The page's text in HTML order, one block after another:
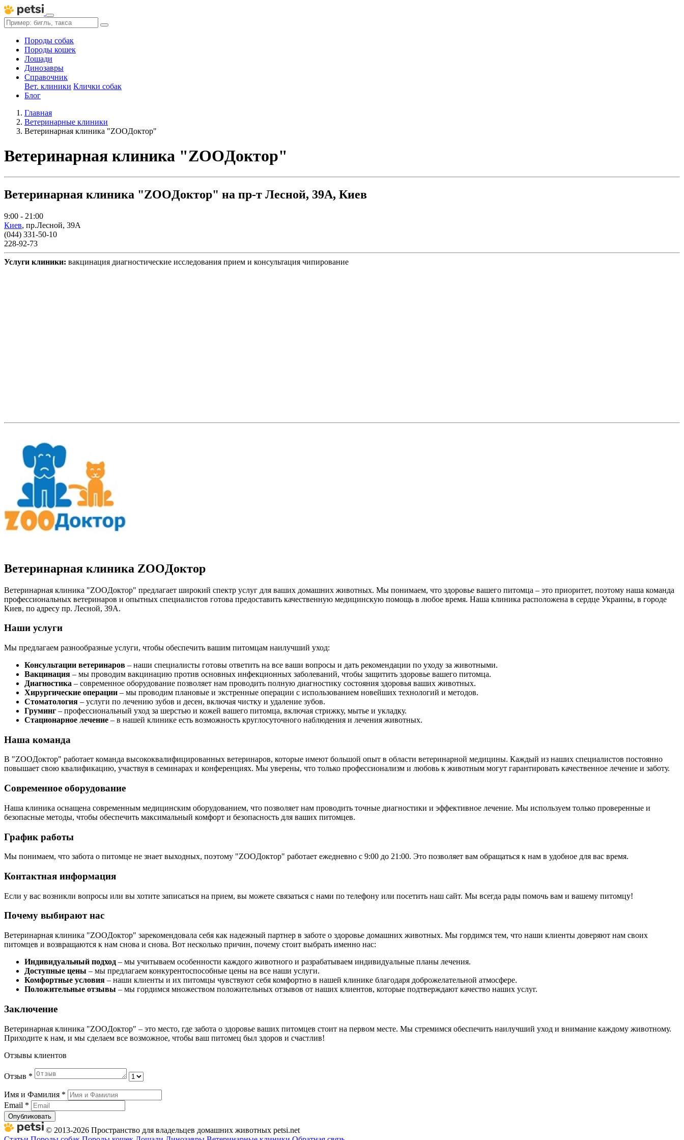
Породы собак
Породы кошек
Лошади
Динозавры
Справочник
Вет. клиники Клички собак
Блог
Главная
Ветеринарные клиники
Ветеринарная клиника "ZOOДоктор"
Ветеринарная клиника "ZOOДоктор"
Ветеринарная клиника "ZOOДоктор" на пр-т Лесной, 39А, Киев
9:00 - 21:00
Киев, пр.Лесной, 39А
(044) 331-50-10
228-92-73
Услуги клиники: вакцинация диагностические исследования прием и консультация чипирование
Ветеринарная клиника ZOOДоктор
Ветеринарная клиника "ZOOДоктор" предлагает широкий спектр услуг для ваших домашних животных. Мы понимаем, что здоровье вашего питомца – это приоритет, поэтому наша команда
профессиональных ветеринаров и опытных специалистов готова предоставить качественную медицинскую помощь в любое время. Наша клиника расположена в сердце Украины, в городе
Киев, по адресу пр. Лесной, 39А.
Наши услуги
Мы предлагаем разнообразные услуги, чтобы обеспечить вашим питомцам наилучший уход:
Консультации ветеринаров – наши специалисты готовы ответить на все ваши вопросы и дать рекомендации по уходу за животными.
Вакцинация – мы проводим вакцинацию против основных инфекционных заболеваний, чтобы защитить здоровье вашего питомца.
Диагностика – современное оборудование позволяет нам проводить полную диагностику состояния здоровья ваших животных.
Хирургические операции – мы проводим плановые и экстренные операции с использованием новейших технологий и методов.
Стоматология – услуги по лечению зубов и десен, включая чистку и удаление зубов.
Груминг – профессиональный уход за шерстью и кожей вашего питомца, включая стрижку, мытье и укладку.
Стационарное лечение – в нашей клинике есть возможность круглосуточного наблюдения и лечения животных.
Наша команда
В "ZOOДоктор" работает команда высококвалифицированных ветеринаров, которые имеют большой опыт в области ветеринарной медицины. Каждый из наших специалистов постоянно
повышает свою квалификацию, участвуя в семинарах и конференциях. Мы уверены, что только профессионализм и любовь к животным могут гарантировать качественное лечение и заботу.
Современное оборудование
Наша клиника оснащена современным медицинским оборудованием, что позволяет нам проводить точные диагностики и эффективное лечение. Мы используем только проверенные и
безопасные методы, чтобы обеспечить максимальный комфорт и безопасность для ваших питомцев.
График работы
Мы понимаем, что забота о питомце не знает выходных, поэтому "ZOOДоктор" работает ежедневно с 9:00 до 21:00. Это позволяет вам обращаться к нам в удобное для вас время.
Контактная информация
Если у вас возникли вопросы или вы хотите записаться на прием, вы можете связаться с нами по телефону или посетить наш сайт. Мы всегда рады помочь вам и вашему питомцу!
Почему выбирают нас
Ветеринарная клиника "ZOOДоктор" зарекомендовала себя как надежный партнер в заботе о здоровье домашних животных. Мы гордимся тем, что наши клиенты доверяют нам своих
питомцев и возвращаются к нам снова и снова. Вот несколько причин, почему стоит выбрать именно нас:
Индивидуальный подход – мы учитываем особенности каждого животного и разрабатываем индивидуальные планы лечения.
Доступные цены – мы предлагаем конкурентоспособные цены на все наши услуги.
Комфортные условия – наши клиенты и их питомцы чувствуют себя комфортно в нашей клинике благодаря доброжелательной атмосфере.
Положительные отзывы – мы гордимся множеством положительных отзывов от наших клиентов, которые подтверждают качество наших услуг.
Заключение
Ветеринарная клиника "ZOOДоктор" – это место, где забота о здоровье ваших питомцев стоит на первом месте. Мы стремимся обеспечить наилучший уход и внимание каждому животному.
Приходите к нам, и мы сделаем все возможное, чтобы ваш питомец был здоров и счастлив!
Отзывы клиентов
Отзыв *
Имя и Фамилия *
Email *
Опубликовать
© 2013-2026 Пространство для владельцев домашних животных petsi.net